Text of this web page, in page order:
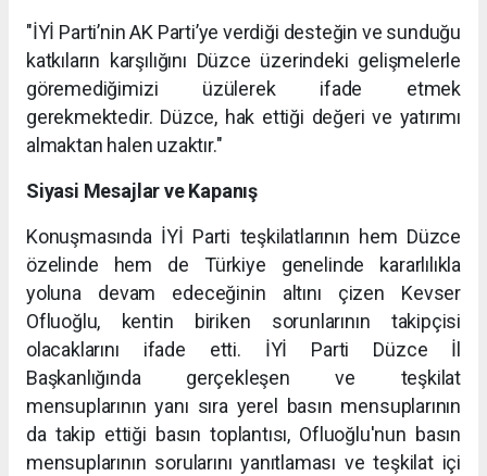
"İYİ Parti’nin AK Parti’ye verdiği desteğin ve sunduğu
katkıların karşılığını Düzce üzerindeki gelişmelerle
göremediğimizi üzülerek ifade etmek
gerekmektedir. Düzce, hak ettiği değeri ve yatırımı
almaktan halen uzaktır."
Siyasi Mesajlar ve Kapanış
Konuşmasında İYİ Parti teşkilatlarının hem Düzce
özelinde hem de Türkiye genelinde kararlılıkla
yoluna devam edeceğinin altını çizen Kevser
Ofluoğlu, kentin biriken sorunlarının takipçisi
olacaklarını ifade etti. İYİ Parti Düzce İl
Başkanlığında gerçekleşen ve teşkilat
mensuplarının yanı sıra yerel basın mensuplarının
da takip ettiği basın toplantısı, Ofluoğlu'nun basın
mensuplarının sorularını yanıtlaması ve teşkilat içi